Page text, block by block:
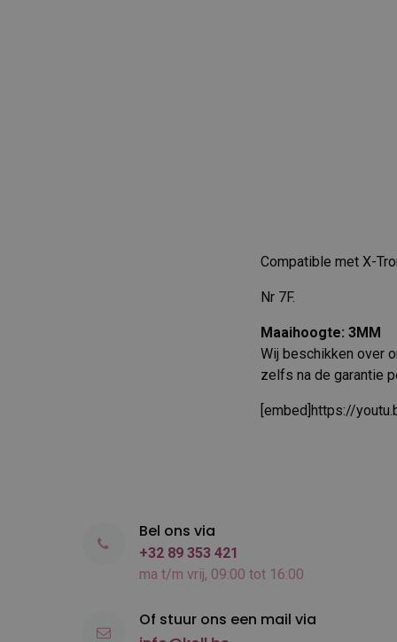
Compatible met X-
Nr 7F.
Maaihoogte: 3MM
Wij beschikken over
zelfs na de garantie
[embed]https://
Bel ons via
+32 89 353 421
ma t/m vrij, 09:00 tot 16:00
Of stuur ons een mail via